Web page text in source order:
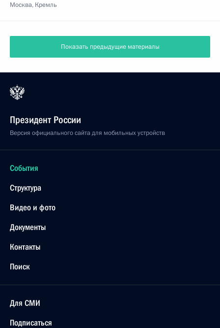
Москва, Кремль
Показать предыдущие материалы
Президент России
Версия официального сайта для мобильных устройств
События
Структура
Видео и фото
Документы
Контакты
Поиск
Для СМИ
Подписаться